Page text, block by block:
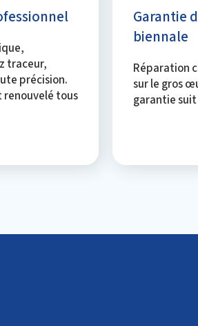
traceur,
précision.
renouvelé tous
Garantie
biennale
Réparation
sur le gros
garantie